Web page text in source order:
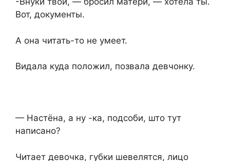
Вот, документы.
А она читать-то не умеет.
Видала куда положил, позвала девчонку.
— Настёна, а ну -ка, подсоби, што тут
написано?
Читает девочка, губки шевелятся, лицо